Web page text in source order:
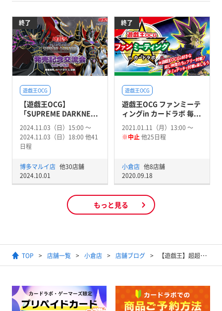
終了
遊戯王OCG
【遊戯王OCG】
「SUPREME DARKNE...
2024.11.03（日）15:00 〜
2024.11.03（日）18:00 他41
日程
博多マルイ店 他30店舗
2024.10.01
終了
遊戯王OCG
遊戯王OCG ファンミーテ
ィングin カードラボ 毎...
2021.01.11（月）13:00 〜
※中止他25日程
小倉店 他8店舗
2020.09.18
もっと見る
TOP 店舗一覧 小倉店 店舗ブログ 【遊戯王】超超超珍しいカード『13人目の埋葬者』入荷！！他にも珍しいカードありますよ！！そして買取情報も！！